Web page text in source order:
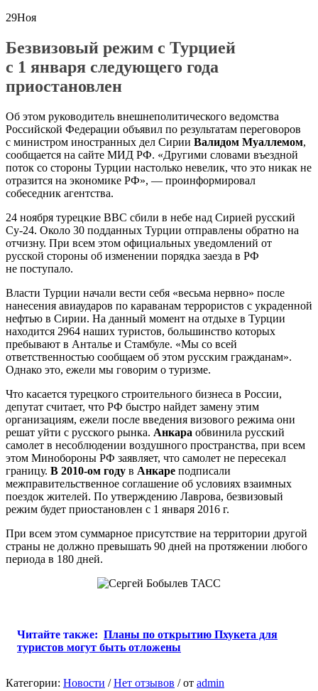
29Ноя
Безвизовый режим с Турцией
с 1 января следующего года
приостановлен
Об этом руководитель внешнеполитического ведомства
Российской Федерации объявил по результатам переговоров
с министром иностранных дел Сирии Валидом Муаллемом,
сообщается на сайте МИД РФ. «Другими словами въездной
поток со стороны Турции настолько невелик, что это никак не
отразится на экономике РФ», — проинформировал
собеседник агентства.
24 ноября турецкие ВВС сбили в небе над Сирией русский
Су-24. Около 30 подданных Турции отправлены обратно на
отчизну. При всем этом официальных уведомлений от
русской стороны об изменении порядка заезда в РФ
не поступало.
Власти Турции начали вести себя «весьма нервно» после
нанесения авиаударов по караванам террористов с украденной
нефтью в Сирии. На данный момент на отдыхе в Турции
находится 2964 наших туристов, большинство которых
пребывают в Анталье и Стамбуле. «Мы со всей
ответственностью сообщаем об этом русским гражданам».
Однако это, ежели мы говорим о туризме.
Что касается турецкого строительного бизнеса в России,
депутат считает, что РФ быстро найдет замену этим
организациям, ежели после введения визового режима они
решат уйти с русского рынка. Анкара обвинила русский
самолет в несоблюдении воздушного пространства, при всем
этом Минобороны РФ заявляет, что самолет не пересекал
границу. В 2010-ом году в Анкаре подписали
межправительственное соглашение об условиях взаимных
поездок жителей. По утверждению Лаврова, безвизовый
режим будет приостановлен с 1 января 2016 г.
При всем этом суммарное присутствие на территории другой
страны не должно превышать 90 дней на протяжении любого
периода в 180 дней.
Читайте также: Планы по открытию Пхукета для
туристов могут быть отложены
Категории: Новости / Нет отзывов /от admin